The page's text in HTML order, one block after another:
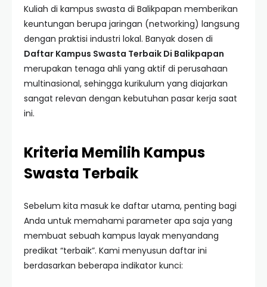
Kuliah di kampus swasta di Balikpapan memberikan
keuntungan berupa jaringan (networking) langsung
dengan praktisi industri lokal. Banyak dosen di
Daftar Kampus Swasta Terbaik Di Balikpapan
merupakan tenaga ahli yang aktif di perusahaan
multinasional, sehingga kurikulum yang diajarkan
sangat relevan dengan kebutuhan pasar kerja saat
ini.
Kriteria Memilih Kampus
Swasta Terbaik
Sebelum kita masuk ke daftar utama, penting bagi
Anda untuk memahami parameter apa saja yang
membuat sebuah kampus layak menyandang
predikat “terbaik”. Kami menyusun daftar ini
berdasarkan beberapa indikator kunci: